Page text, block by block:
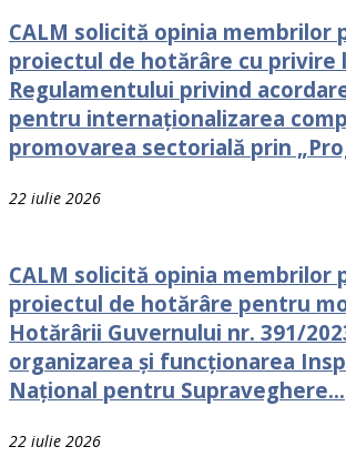
CALM solicită opinia membrilor
proiectul de hotărâre cu privire
Regulamentului privind
pentru internaționalizarea
promovarea sectorială prin
22 iulie 2026
CALM solicită opinia membrilor
proiectul de hotărâre pentru
Hotărârii Guvernului nr. 391/
organizarea și funcționarea
Național pentru Supraveghere...
22 iulie 2026